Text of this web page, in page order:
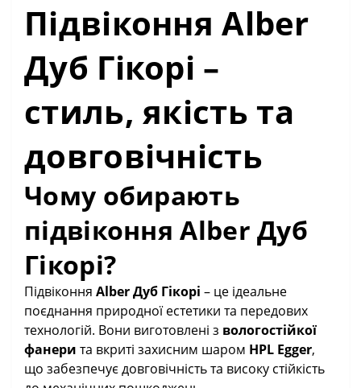
Підвіконня Alber
Дуб Гікорі –
стиль, якість та
довговічність
Чому обирають
підвіконня Alber Дуб
Гікорі?
Підвіконня Alber Дуб Гікорі – це ідеальне
поєднання природної естетики та передових
технологій. Вони виготовлені з вологостійкої
фанери та вкриті захисним шаром HPL Egger,
що забезпечує довговічність та високу стійкість